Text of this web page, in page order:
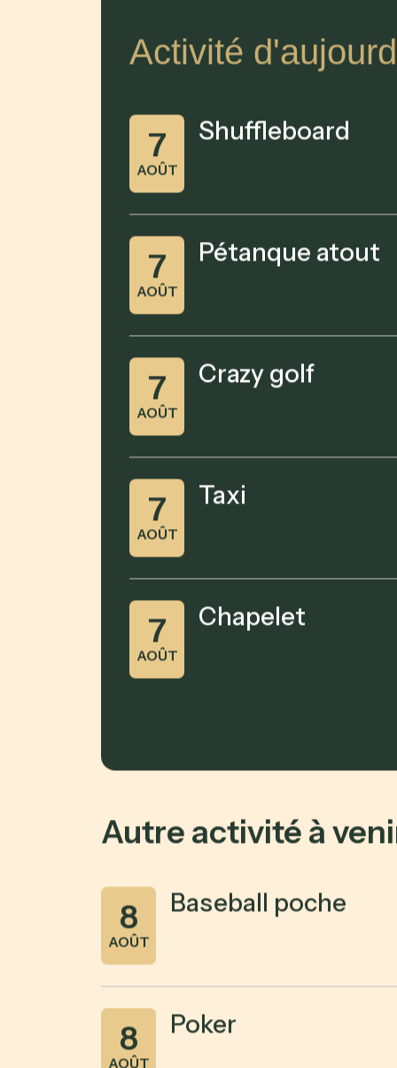
Activité
7
AOÛT
Shuffleboard
7
AOÛT
Pétanque atout
7
AOÛT
Crazy golf
7
AOÛT
Taxi
7
AOÛT
Chapelet
Autre activité à
8
AOÛT
Baseball poche
8
AOÛT
Poker